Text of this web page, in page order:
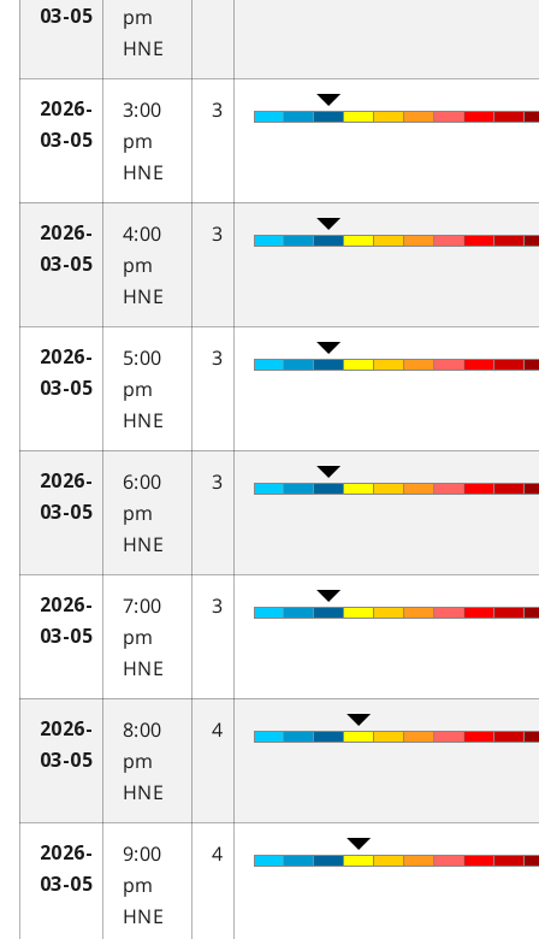
03-05
pm
HNE
2026-
03-05
3:00
pm
HNE
3
2026-
03-05
4:00
pm
HNE
3
2026-
03-05
5:00
pm
HNE
3
2026-
03-05
6:00
pm
HNE
3
2026-
03-05
7:00
pm
HNE
3
2026-
03-05
8:00
pm
HNE
4
2026-
03-05
9:00
pm
HNE
4